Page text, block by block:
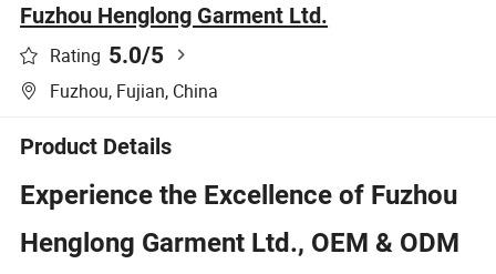
Fuzhou Henglong Garment Ltd.
Rating 5.0/5
Fuzhou, Fujian, China
Product Details
Experience the Excellence of Fuzhou
Henglong Garment Ltd., OEM & ODM